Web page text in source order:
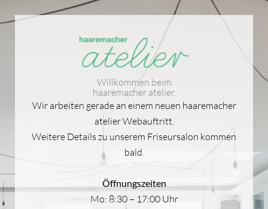
to
Willkommen beim
haaremacher atelier.
Wir arbeiten gerade an einem neuen haaremacher
atelier Webauftritt.
Weitere Details zu unserem Friseursalon kommen
bald.
Öffnungszeiten
Mo: 8:30 – 17:00 Uhr